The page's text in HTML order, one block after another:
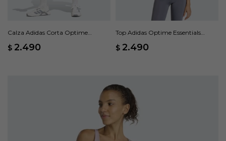
Calza Adidas Corta Optime
$ 2.490
Top Adidas Optime Essentials
$ 2.490